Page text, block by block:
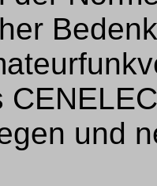
und